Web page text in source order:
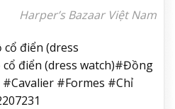
Harper’s Bazaar Việt Nam
điển (dress
điển (dress watch)#Đồng
#Formes #Chỉ